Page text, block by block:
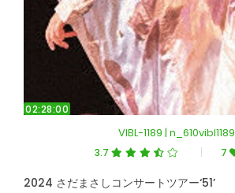
02:28:00
VIBL-1189 | n_610vibl1189
3.7 7
2024 さだまさしコンサートツアー‘51’